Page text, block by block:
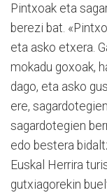
Pintxoak eta
berezi bat.
eta asko etxera.
mokadu goxoak,
dago, eta as­ko
ere,
sagardotegien
edo bestera
Euskal Herrira
gutxiagorekin